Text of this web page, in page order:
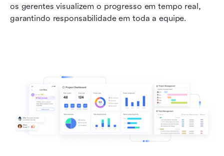
os gerentes visualizem o progresso em tempo real,
garantindo responsabilidade em toda a equipe.